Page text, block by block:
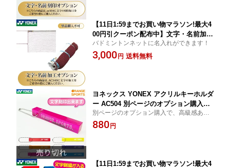
【11日1:59までお買い物マラソン!最大4
00円引クーポン配布中】文字・名前加工
オプション 当店のヨネックス YONEX
バドミントンVAネット AC340と同時購
バドミントンネットに名入れができます！
3,000円 送料無料
ヨネックス YONEX アクリルキーホルダ
ー AC504 別ページのオプション購入で
文字・名前が刻印できる 1本から加工可
能 ネームタグ・名札・記念品・卒業・
別ページのオプション購入で、高級感ある
アクリルキーホルダーに文字を刻印します
880円
【11日1:59までお買い物マラソン!最大4